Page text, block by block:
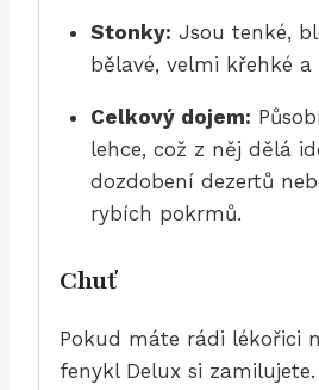
Stonky: Jsou tenké,
bělavé, velmi křehké a
Celkový dojem:
lehce, což z něj dělá
dozdobení dezertů
rybích pokrmů.
Chuť
Pokud máte rádi lékořici
fenykl Delux si